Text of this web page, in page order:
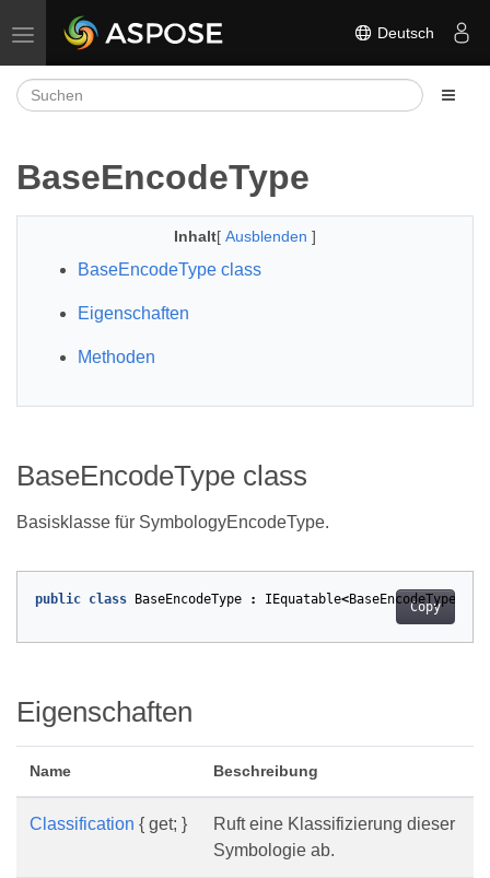
Navigation umschalten Deutsch
BaseEncodeType
Inhalt[ Ausblenden ]
BaseEncodeType class
Eigenschaften
Methoden
BaseEncodeType class
Basisklasse für SymbologyEncodeType.
Copy
public class BaseEncodeType : IEquatable<BaseEncodeType
Eigenschaften
Name Beschreibung
Classification { get; }
Ruft eine Klassifizierung dieser
Symbologie ab.